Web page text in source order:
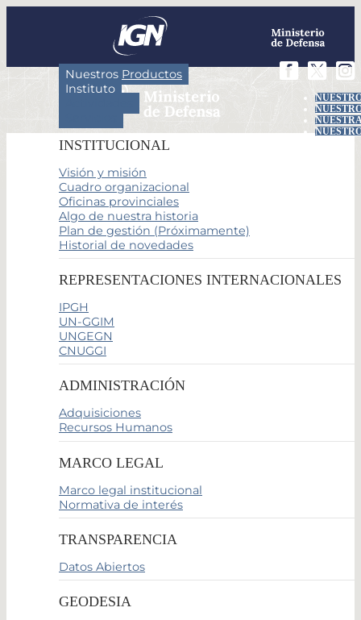
Nuestros Productos
Instituto
INSTITUCIONAL
Visión y misión
Cuadro organizacional
Oficinas provinciales
Algo de nuestra historia
Plan de gestión (Próximamente)
Historial de novedades
REPRESENTACIONES INTERNACIONALES
IPGH
UN-GGIM
UNGEGN
CNUGGI
ADMINISTRACIÓN
Adquisiciones
Recursos Humanos
MARCO LEGAL
Marco legal institucional
Normativa de interés
TRANSPARENCIA
Datos Abiertos
GEODESIA